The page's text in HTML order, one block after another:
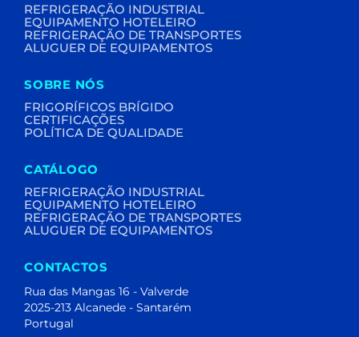
REFRIGERAÇÃO INDUSTRIAL
EQUIPAMENTO HOTELEIRO
REFRIGERAÇÃO DE TRANSPORTES
ALUGUER DE EQUIPAMENTOS
SOBRE NÓS
FRIGORÍFICOS BRÍGIDO
CERTIFICAÇÕES
POLÍTICA DE QUALIDADE
CATÁLOGO
REFRIGERAÇÃO INDUSTRIAL
EQUIPAMENTO HOTELEIRO
REFRIGERAÇÃO DE TRANSPORTES
ALUGUER DE EQUIPAMENTOS
CONTACTOS
Rua das Mangas 16 - Valverde
2025-213 Alcanede - Santarém
Portugal